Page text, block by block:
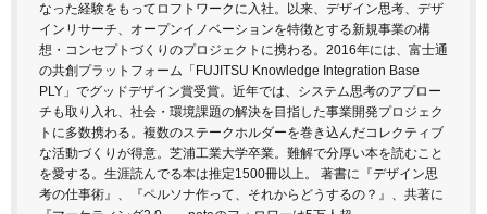
なった経験をもってロフトワークに入社。以来、デザイン思考、デザ
インリサーチ、オープンイノベーションを特徴とする新規事業の構
想・コンセプトづくりのプロジェクトに携わる。2016年には、富士通
の共創プラットフォーム「FUJITSU Knowledge Integration Base
PLY」でグッドデザイン賞受賞。近年では、システム思考のアプロー
チも取り入れ、社会・環境課題の解決を目指した事業開発プロジェク
トに多数携わる。複数のステークホルダーを巻き込んだコレクティブ
な活動づくりが得意。芝浦工業大学卒業。難解で分厚い本を読むこと
を愛する。生涯読んでる本は推定1500冊以上。 著書に『デザイン思
考の仕事術』、『ペルソナ作って、それからどうするの？』、共著に